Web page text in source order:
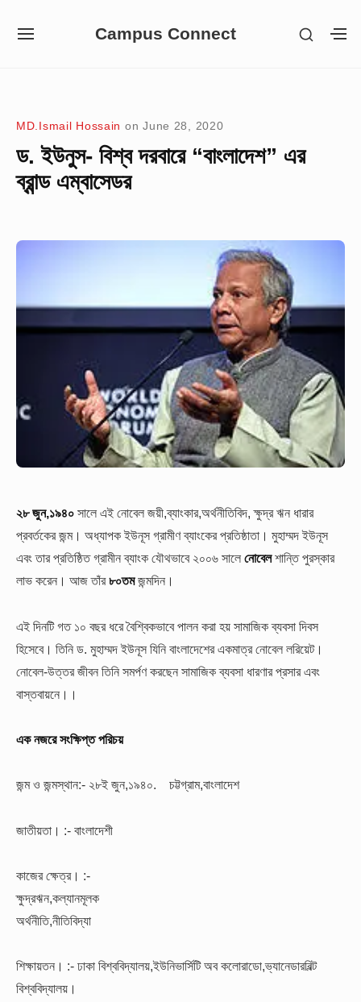
Campus Connect
SITE
SHOW
MD.Ismail Hossain on June 28, 2020
ড. ইউনুস- বিশ্ব দরবারে “বাংলাদেশ” এর
ব্রান্ড এম্বাসেডর
২৮ জুন,১৯৪০ সালে এই নোবেল জয়ী,ব্যাংকার,অর্থনীতিবিদ, ক্ষুদ্র ঋন ধারার
প্রবর্তকের জন্ম। অধ্যাপক ইউনূস গ্রামীণ ব্যাংকের প্রতিষ্ঠাতা। মুহাম্মদ ইউনূস
এবং তার প্রতিষ্ঠিত গ্রামীন ব্যাংক যৌথভাবে ২০০৬ সালে নোবেলশান্তি পুরস্কার
লাভ করেন। আজ তাঁর৮০তমজন্মদিন।
এই দিনটি গত ১০ বছর ধরে বৈশ্বিকভাবে পালন করা হয় সামাজিক ব্যবসা দিবস
হিসেবে। তিনি ড. মুহাম্মদ ইউনূস যিনি বাংলাদেশের একমাত্র নোবেল লরিয়েট।
নোবেল-উত্তর জীবন তিনি সমর্পণ করছেন সামাজিক ব্যবসা ধারণার প্রসার এবং
বাস্তবায়নে।।
এক নজরে সংক্ষিপ্ত পরিচয়
জন্ম ও জন্মস্থান:- ২৮ই জুন,১৯৪০. চট্টগ্রাম,বাংলাদেশ
জাতীয়তা। :- বাংলাদেশী
কাজের ক্ষেত্র। :-
ক্ষুদ্রঋন,কল্যানমূলক
অর্থনীতি,নীতিবিদ্যা
শিক্ষায়তন। :- ঢাকা বিশ্ববিদ্যালয়,ইউনিভার্সিটি অব কলোরাডো,ভ্যানেডারবিল্ট
বিশ্ববিদ্যালয়।